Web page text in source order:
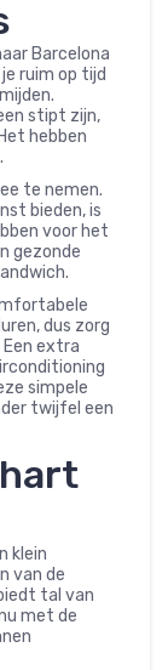
Barcelona
ruim op tijd
stipt zijn,
hebben
te nemen.
bieden, is
voor het
gezonde
dus zorg
extra
simpele
twijfel een
klein
van de
tal van
met de